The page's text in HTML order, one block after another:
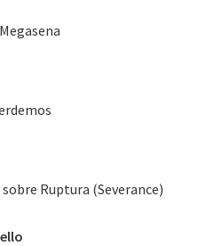
Ruptura (Severance)